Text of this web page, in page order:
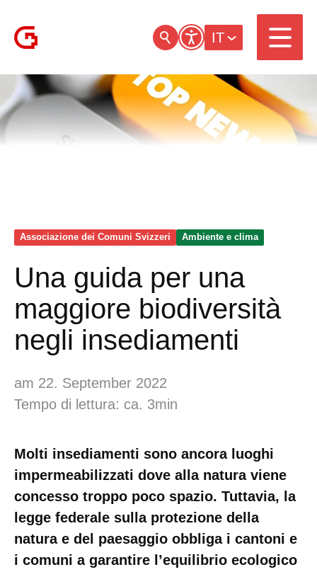
IT
Associazione dei Comuni Svizzeri Ambiente e clima
Una guida per una
maggiore biodiversità
negli insediamenti
am 22. September 2022
Tempo di lettura: ca. 3min
Molti insediamenti sono ancora luoghi
impermeabilizzati dove alla natura viene
concesso troppo poco spazio. Tuttavia, la
legge federale sulla protezione della
natura e del paesaggio obbliga i cantoni e
i comuni a garantire l’equilibrio ecologico